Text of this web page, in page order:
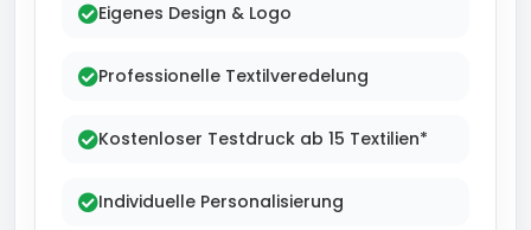
Eigenes Design & Logo
Professionelle Textilveredelung
Kostenloser Testdruck ab 15 Textilien*
Individuelle Personalisierung